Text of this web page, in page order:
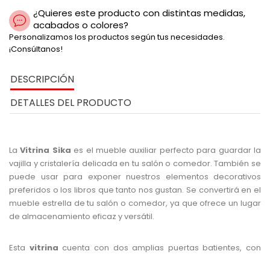
¿Quieres este producto con distintas medidas,
acabados o colores?
Personalizamos los productos según tus necesidades.
¡Consúltanos!
DESCRIPCIÓN
DETALLES DEL PRODUCTO
LaVitrina Sika es el mueble auxiliar perfecto para guardar la
vajilla y cristalería delicada en tu salón o comedor. También se
puede usar para exponer nuestros elementos decorativos
preferidos o los libros que tanto nos gustan. Se convertirá en el
mueble estrella de tu salón o comedor, ya que ofrece un lugar
de almacenamiento eficaz y versátil.
Esta vitrina cuenta con dos amplias puertas batientes, con